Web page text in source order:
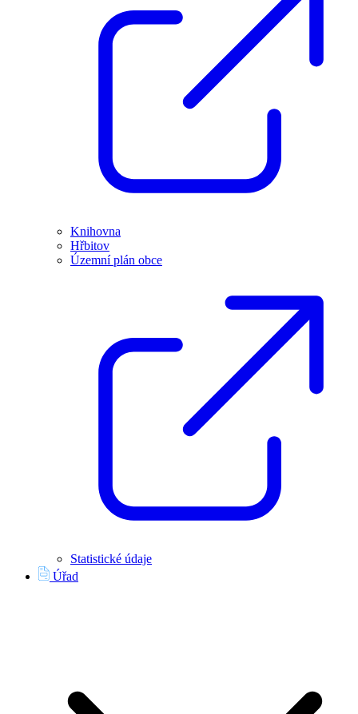
Knihovna
Hřbitov
Územní plán obce
Statistické údaje
Úřad